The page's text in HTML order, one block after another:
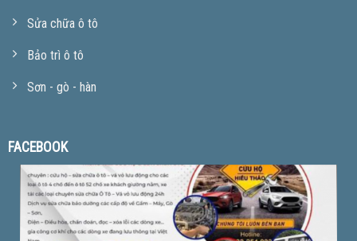
Sửa chữa ô tô
Bảo trì ô tô
Sơn - gò - hàn
FACEBOOK